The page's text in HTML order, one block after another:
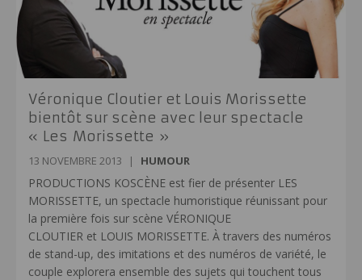
Véronique Cloutier et Louis Morissette
bientôt sur scène avec leur spectacle
« Les Morissette »
13 NOVEMBRE 2013 | HUMOUR
PRODUCTIONS KOSCÈNE est fier de présenter LES
MORISSETTE, un spectacle humoristique réunissant pour
la première fois sur scène VÉRONIQUE
CLOUTIER et LOUIS MORISSETTE. À travers des numéros
de stand-up, des imitations et des numéros de variété, le
couple explorera ensemble des sujets qui touchent tous